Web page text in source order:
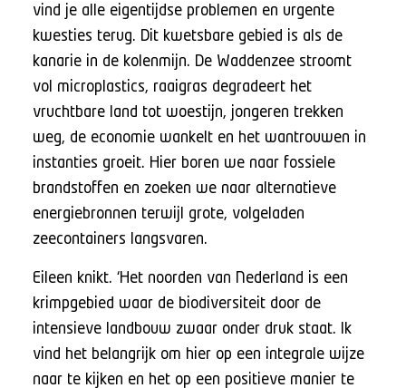
vind je alle eigentijdse problemen en urgente
kwesties terug. Dit kwetsbare gebied is als de
kanarie in de kolenmijn. De Waddenzee stroomt
vol microplastics, raaigras degradeert het
vruchtbare land tot woestijn, jongeren trekken
weg, de economie wankelt en het wantrouwen in
instanties groeit. Hier boren we naar fossiele
brandstoffen en zoeken we naar alternatieve
energiebronnen terwijl grote, volgeladen
zeecontainers langsvaren.
Eileen knikt. ‘Het noorden van Nederland is een
krimpgebied waar de biodiversiteit door de
intensieve landbouw zwaar onder druk staat. Ik
vind het belangrijk om hier op een integrale wijze
naar te kijken en het op een positieve manier te